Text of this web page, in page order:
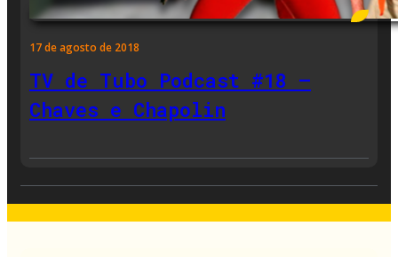
17 de agosto de 2018
TV de Tubo Podcast #18 –
Chaves e Chapolin